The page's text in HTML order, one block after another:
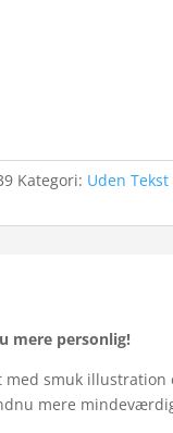
Kategori: Uden Tekst
mere personlig!
med smuk
mere